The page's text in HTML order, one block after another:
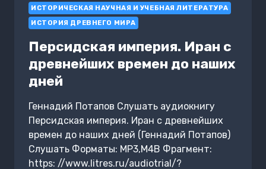
КОНФЛИКТ
НА
ФОНЕ
ЕВРОПЫ
ИСТОРИЧЕСКАЯ НАУЧНАЯ И УЧЕБНАЯ ЛИТЕРАТУРА
ИСТОРИЯ ДРЕВНЕГО МИРА
Персидская империя. Иран с
древнейших времен до наших
дней
Геннадий Потапов Слушать аудиокнигу
Персидская империя. Иран с древнейших
времен до наших дней (Геннадий Потапов)
Слушать Форматы: MP3,M4B Фрагмент:
https: //www.litres.ru/audiotrial/?